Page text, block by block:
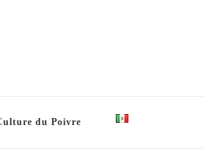
du Poivre